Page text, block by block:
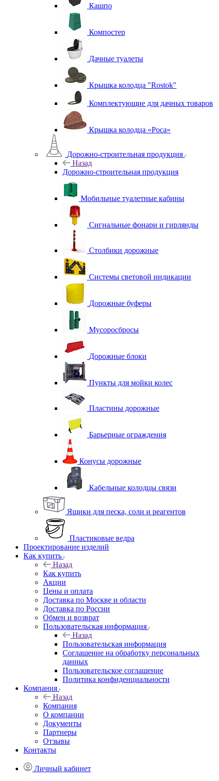
Кашпо
Компостер
Дачные туалеты
Крышка колодца "Rostok"
Комплектующие для дачных товаров
Крышка колодца «Роса»
Дорожно-строительная продукция
Назад
Дорожно-строительная продукция
Мобильные туалетные кабины
Сигнальные фонари и гирлянды
Столбики дорожные
Системы световой индикации
Дорожные буферы
Мусоросбросы
Дорожные блоки
Пункты для мойки колес
Пластины дорожные
Барьерные ограждения
Конусы дорожные
Кабельные колодцы связи
Ящики для песка, соли и реагентов
Пластиковые ведра
Проектирование изделий
Как купить
Назад
Как купить
Акции
Цены и оплата
Доставка по Москве и области
Доставка по России
Обмен и возврат
Пользовательская информация
Назад
Пользовательская информация
Соглашение на обработку персональных
данных
Пользовательское соглашение
Политика конфиденциальности
Компания
Назад
Компания
О компании
Документы
Партнеры
Отзывы
Контакты
Личный кабинет